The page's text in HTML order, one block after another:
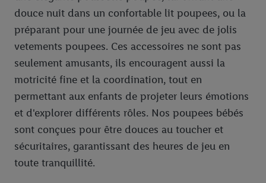
douce nuit dans un confortable lit poupees, ou la
préparant pour une journée de jeu avec de jolis
vetements poupees. Ces accessoires ne sont pas
seulement amusants, ils encouragent aussi la
motricité fine et la coordination, tout en
permettant aux enfants de projeter leurs émotions
et d'explorer différents rôles. Nos poupees bébés
sont conçues pour être douces au toucher et
sécuritaires, garantissant des heures de jeu en
toute tranquillité.